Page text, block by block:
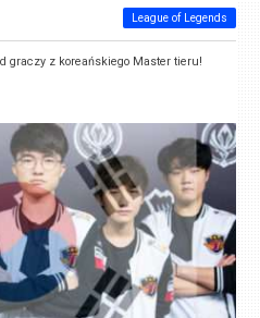
League of Legends
graczy z koreańskiego Master tieru!